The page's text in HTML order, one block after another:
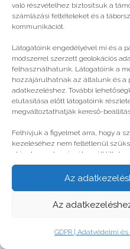
való részvételhez biztosítsuk a
számlázási feltételeket és a
kommunikációt.
Látogatóink engedélyével mi és a
módszerrel szerzett geolokációs
felhasználhatunk. Látogatóink a
hozzájárulhatnak az általunk és a
adatkezeléshez. További
elutasítása előtt látogatóink
megváltoztathatják kereső-
Felhívjuk a figyelmet arra, hogy a
kezeléséhez nem feltétlenül
akinek azonban jogában áll
A beállítások csak erre a
visszatérve vagy az ADATKEZELÉSI
Az
Az
GDPR | Adatvédelmi
GDPR | Adatvédelmi és